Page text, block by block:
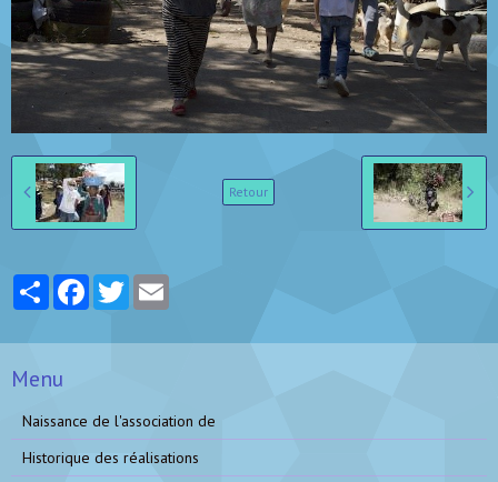
Retour
PartagerFacebookTwitter
Menu
Naissance de l'association de
Historique des réalisations